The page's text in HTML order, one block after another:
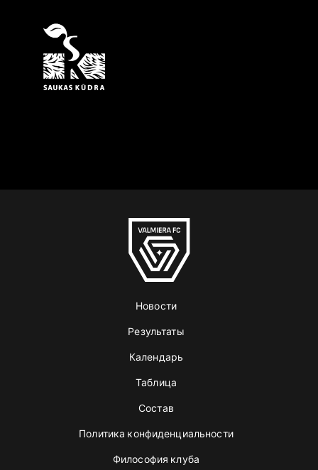
Новости
Результаты
Календарь
Таблица
Состав
Политика конфиденциальности
Философия клуба